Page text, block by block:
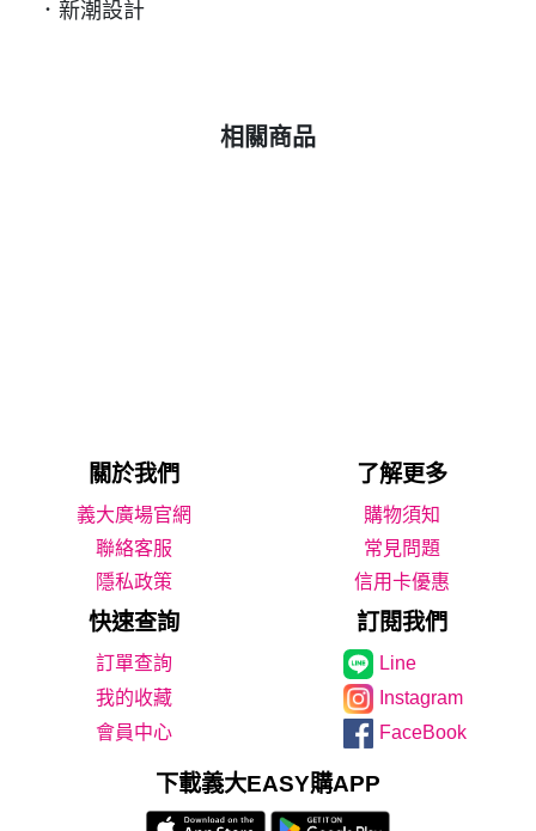
．新潮設計
相關商品
關於我們 了解更多
義大廣場官網
購物須知
聯絡客服
常見問題
隱私政策
信用卡優惠
快速查詢 訂閱我們
Line
我的收藏
Instagram
會員中心
FaceBook
下載義大EASY購APP